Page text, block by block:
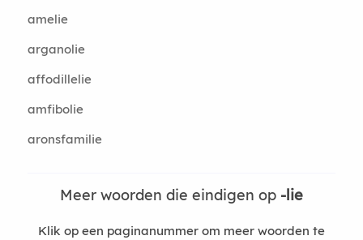
amelie
arganolie
affodillelie
amfibolie
aronsfamilie
Meer woorden die eindigen op -lie
Klik op een paginanummer om meer woorden te